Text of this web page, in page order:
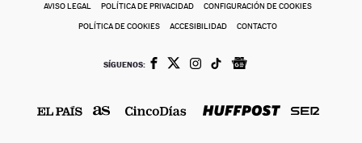
AVISO LEGAL POLÍTICA DE PRIVACIDAD CONFIGURACIÓN DE COOKIES
POLÍTICA DE COOKIES ACCESIBILIDAD CONTACTO
SÍGUENOS: